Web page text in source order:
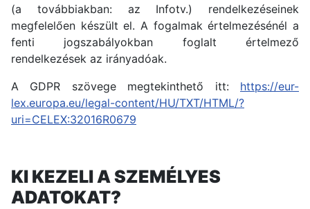
(a továbbiakban: az Infotv.) rendelkezéseinek
megfelelően készült el. A fogalmak értelmezésénél a
fenti jogszabályokban foglalt értelmező
rendelkezések az irányadóak.
A GDPR szövege megtekinthető itt: https://eur-
lex.europa.eu/legal-content/HU/TXT/HTML/?
uri=CELEX:32016R0679
KI KEZELI A SZEMÉLYES
ADATOKAT?